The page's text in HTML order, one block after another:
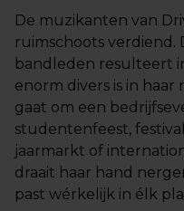
De muzikanten van
ruimschoots verdiend.
bandleden resulteert
enorm divers is in
gaat om een
studentenfeest,
jaarmarkt of
draait haar hand
past wérkelijk in élk